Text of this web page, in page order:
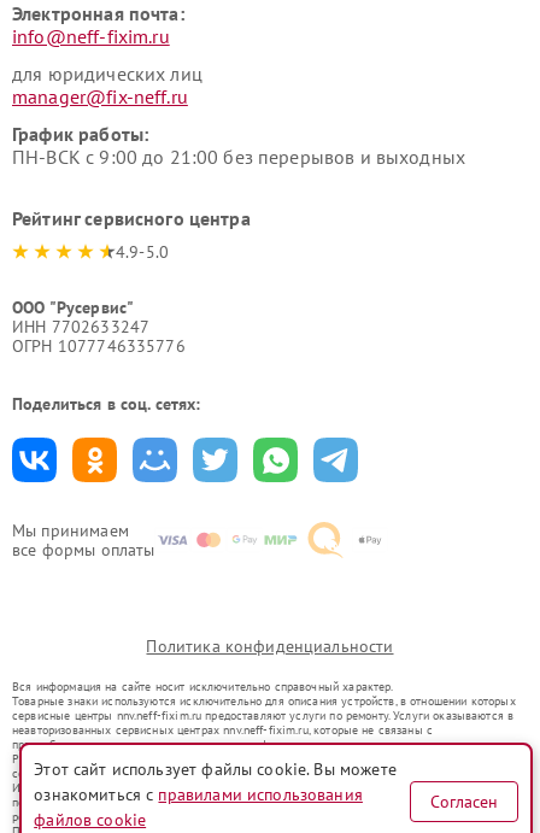
Мы принимаем
все формы оплаты
Электронная почта:
info@neff-fixim.ru
для юридических лиц
manager@fix-neff.ru
График работы:
ПН-ВСК с 9:00 до 21:00 без перерывов и выходных
Рейтинг сервисного центра
4.9-5.0
ООО "Русервис"
ИНН 7702633247
ОГРН 1077746335776
Поделиться в соц. сетях:
Политика конфиденциальности
Вся информация на сайте носит исключительно справочный характер.
Товарные знаки используются исключительно для описания устройств, в отношении которых
сервисные центры nnv.neff-fixim.ru предоставляют услуги по ремонту. Услуги оказываются в
неавторизованных сервисных центрах nnv.neff-fixim.ru, которые не связаны с
правообладателями товарных знаков или их официальными представителями.
Ремонт осуществляется для устройств, уже введенных в гражданский оборот в соответствии
со статьей 1487 ГК РФ.
Использование товарных знаков не преследует цели индивидуализации услуг или введения
потребителей в заблуждение, а служит для информирования о предоставляемых услугах по
ремонту техники указанных брендов.
Этот сайт использует файлы cookie. Вы можете
ознакомиться с правилами использования
файлов cookie
Согласен